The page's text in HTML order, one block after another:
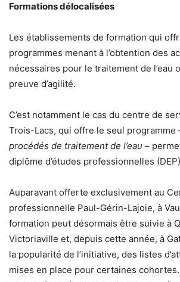
Formations délocalisées
Les établissements de formation qui
programmes menant à l’obtention des
nécessaires pour le traitement de l’eau
preuve d’agilité.
C’est notamment le cas du centre de
Trois-Lacs, qui offre le seul programme
procédés de traitement de l’eau –
diplôme d’études professionnelles
Auparavant offerte exclusivement au
professionnelle Paul-Gérin-Lajoie, à
formation peut désormais être suivie à
Victoriaville et, depuis cette année, à
la popularité de l’initiative, des listes
mises en place pour certaines